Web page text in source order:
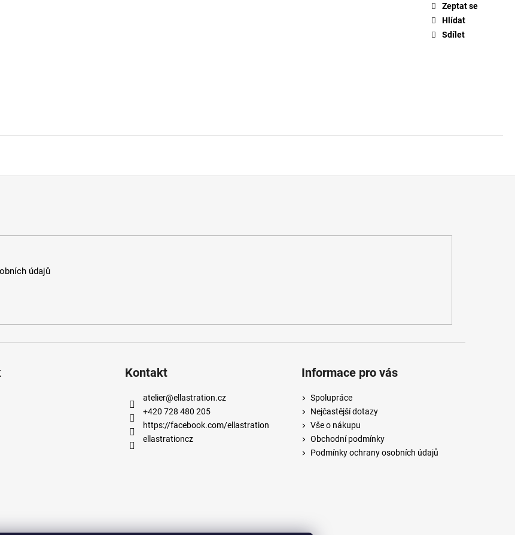
Zeptat se
Hlídat
Sdílet
údajů
Kontakt
atelier@ellastration.cz
+420 728 480 205
https://facebook.com/ellastration
ellastrationcz
Informace pro vás
Spolupráce
Nejčastější dotazy
Vše o nákupu
Obchodní podmínky
Podmínky ochrany osobních údajů